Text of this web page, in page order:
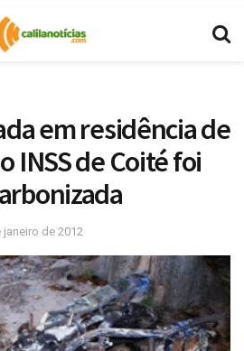
em residência de
INSS de Coité foi
janeiro de 2012